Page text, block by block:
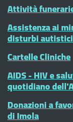
Attività
Assistenza ai
disturbi
Cartelle Cliniche
AIDS - HIV e
quotidiano
Donazioni a
di Imola